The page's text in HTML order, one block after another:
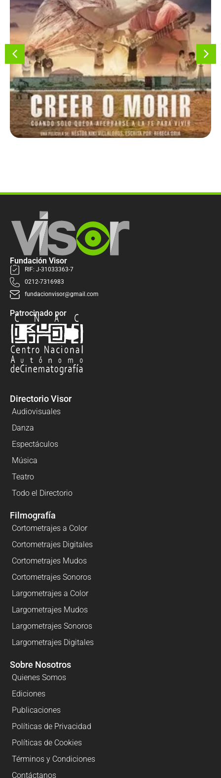
Fundación Visor
RIF: J-31033363-7
0212-7316983
fundacionvisor@gmail.com
Patrocinado por
Directorio Visor
Audiovisuales
Danza
Espectáculos
Música
Teatro
Todo el Directorio
Filmografía
Cortometrajes a Color
Cortometrajes Digitales
Cortometrajes Mudos
Cortometrajes Sonoros
Largometrajes a Color
Largometrajes Mudos
Largometrajes Sonoros
Largometrajes Digitales
Sobre Nosotros
Quienes Somos
Ediciones
Publicaciones
Políticas de Privacidad
Políticas de Cookies
Términos y Condiciones
Contáctanos